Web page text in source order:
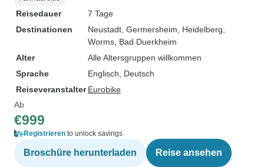
Reisedauer
7 Tage
Destinationen
Neustadt , Germersheim , Heidelberg
Worms , Bad Duerkheim
Alter
Alle Altersgruppen willkommen
Sprache
Englisch, Deutsch
Reiseveranstalter Eurobike
Ab
€999
Registrieren to unlock savings
Broschüre herunterladen Reise ansehen